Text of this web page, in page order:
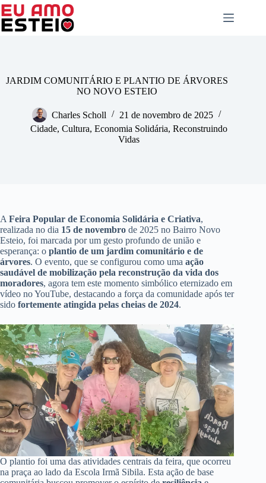
Pular
para
JARDIM COMUNITÁRIO E PLANTIO DE ÁRVORES
NO NOVO ESTEIO
Charles Scholl
21 de novembro de 2025
Cidade,Cultura,Economia Solidária,Reconstruindo
Vidas
A Feira Popular de Economia Solidária e Criativa,
realizada no dia 15 de novembro de 2025 no Bairro Novo
Esteio, foi marcada por um gesto profundo de união e
esperança: o plantio de um jardim comunitário e de
árvores. O evento, que se configurou como uma ação
saudável de mobilização pela reconstrução da vida dos
moradores, agora tem este momento simbólico eternizado em
vídeo no YouTube, destacando a força da comunidade após ter
sido fortemente atingida pelas cheias de 2024.
O plantio foi uma das atividades centrais da feira, que ocorreu
na praça ao lado da Escola Irmã Sibila. Esta ação de base